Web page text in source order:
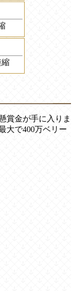
縮
賞金が手に入りま
大で400万ベリー